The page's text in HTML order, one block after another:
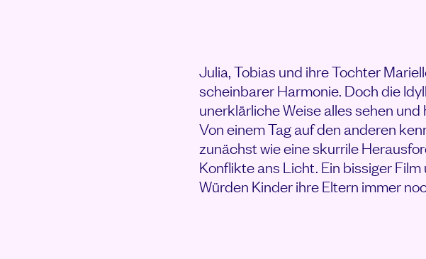
Julia, Tobias und ihre Tochter
scheinbarer Harmonie. Doch die
unerklärliche Weise alles sehen
Von einem Tag auf den anderen
zunächst wie eine skurrile
Konflikte ans Licht. Ein bissiger
Würden Kinder ihre Eltern immer